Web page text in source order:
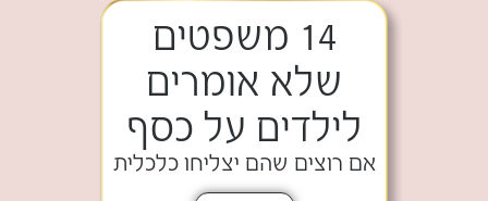
14 משפטים
שלא אומרים
לילדים על כסף
אם רוצים שהם יצליחו כלכלית